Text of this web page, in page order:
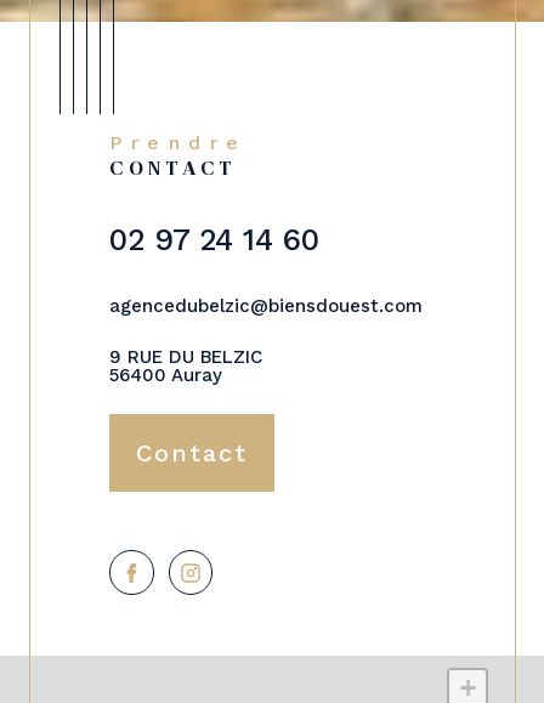
+
Prendre
CONTACT
02 97 24 14 60
agencedubelzic@biensdouest.com
9 RUE DU BELZIC
56400 Auray
Contact